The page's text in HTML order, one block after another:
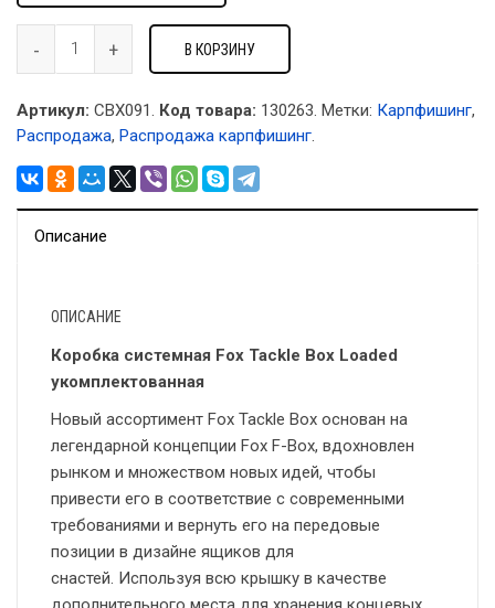
В КОРЗИНУ
Артикул: CBX091. Код товара: 130263. Метки: Карпфишинг,
Распродажа, Распродажа карпфишинг.
Описание
ОПИСАНИЕ
Коробка системная Fox Tackle Box Loaded
укомплектованная
Новый ассортимент Fox Tackle Box основан на
легендарной концепции Fox F-Box, вдохновлен
рынком и множеством новых идей, чтобы
привести его в соответствие с современными
требованиями и вернуть его на передовые
позиции в дизайне ящиков для
снастей. Используя всю крышку в качестве